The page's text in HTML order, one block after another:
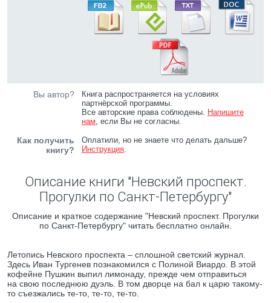
Вы автор?
Книга распространяется на условиях
партнёрской программы.
Все авторские права соблюдены. Напишите
нам, если Вы не согласны.
Как получить
книгу?
Оплатили, но не знаете что делать дальше?
Инструкция.
Описание книги "Невский проспект.
Прогулки по Санкт-Петербургу"
Описание и краткое содержание "Невский проспект. Прогулки
по Санкт-Петербургу" читать бесплатно онлайн.
Летопись Невского проспекта – сплошной светский журнал.
Здесь Иван Тургенев познакомился с Полиной Виардо. В этой
кофейне Пушкин выпил лимонаду, прежде чем отправиться
на свою последнюю дуэль. В том дворце на бал к царю такому-
то съезжались те-то, те-то, те-то.